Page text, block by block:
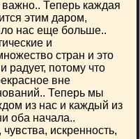
важно.. Теперь каждая
этим даром,
нас еще больше..
и
стран и это
радует, потому что
вне
Теперь мы
из нас и каждый из
оба начала..
искренность,